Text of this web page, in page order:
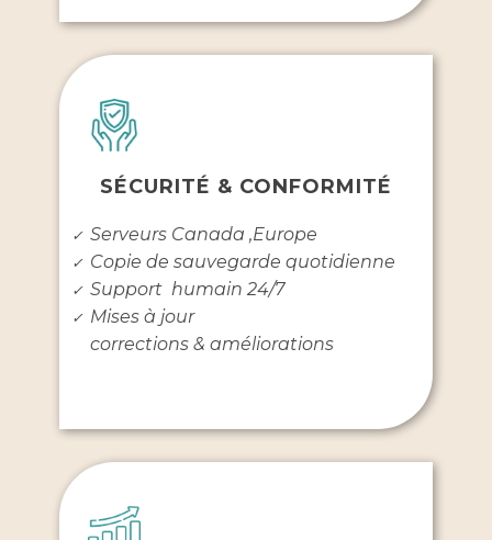
SÉCURITÉ & CONFORMITÉ
✓ Serveurs Canada ,Europe
✓ Copie de sauvegarde quotidienne
✓ Support humain 24/7
✓ Mises à jour
corrections & améliorations